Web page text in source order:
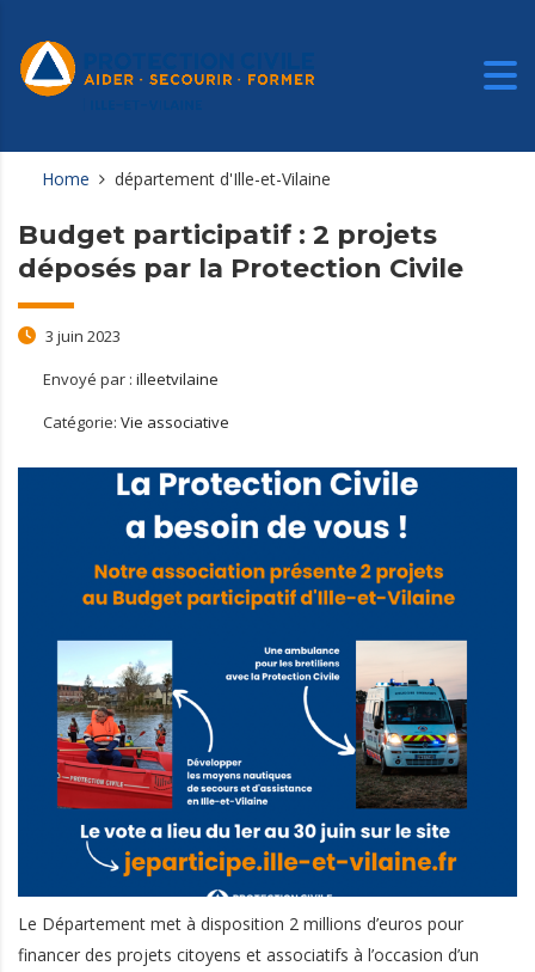
Home département d'Ille-et-Vilaine
Budget participatif : 2 projets
déposés par la Protection Civile
3 juin 2023
Envoyé par : illeetvilaine
Catégorie: Vie associative
Le Département met à disposition 2 millions d’euros pour
financer des projets citoyens et associatifs à l’occasion d’un